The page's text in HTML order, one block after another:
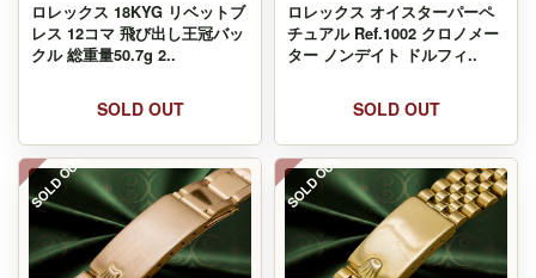
ロレックス 18KYG リベットブ
レス 12コマ 飛び出し王冠バッ
クル 総重量50.7g 2..
SOLD OUT
ロレックス オイスターパーペ
チュアル Ref.1002 クロノメー
ター ノンデイト ドルフィ..
SOLD OUT
SOLD OUT SOLD OUT